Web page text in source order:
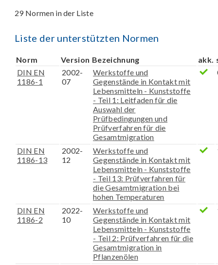
29 Normen in der Liste
Liste der unterstützten Normen
Norm Version Bezeichnung akk.
DIN EN
1186-1
2002-
07
Werkstoffe und
Gegenstände in Kontakt mit
Lebensmitteln - Kunststoffe
- Teil 1: Leitfaden für die
Auswahl der
Prüfbedingungen und
Prüfverfahren für die
Gesamtmigration
DIN EN
1186-13
2002-
12
Werkstoffe und
Gegenstände in Kontakt mit
Lebensmitteln - Kunststoffe
- Teil 13: Prüfverfahren für
die Gesamtmigration bei
hohen Temperaturen
DIN EN
1186-2
2022-
10
Werkstoffe und
Gegenstände in Kontakt mit
Lebensmitteln - Kunststoffe
- Teil 2: Prüfverfahren für die
Gesamtmigration in
Pflanzenölen